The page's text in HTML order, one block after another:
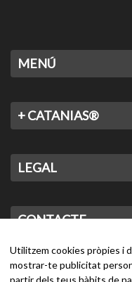
MENÚ
+ CATANIAS®
LEGAL
CONTACTE
Utilitzem cookies pròpies i
mostrar-te publicitat
partir dels teus hàbits de